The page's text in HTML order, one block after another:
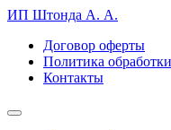
ИП Штонда А. А.
Договор оферты
Политика
Контакты